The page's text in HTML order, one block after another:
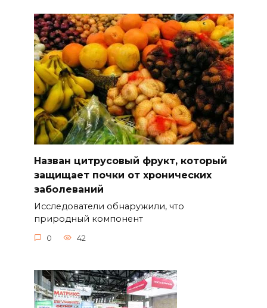
Назван цитрусовый фрукт, который
защищает почки от хронических
заболеваний
Исследователи обнаружили, что
природный компонент
0 42